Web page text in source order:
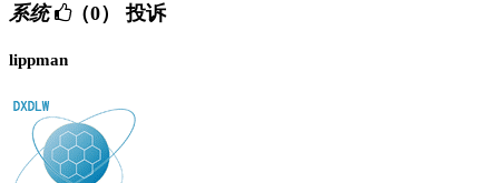
系统
（0） 投诉
lippman